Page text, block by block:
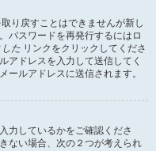
り戻すことはできませんが新し
パスワードを再発行するにはロ
た リンクをクリックしてくださ
アドレスを入力して送信してく
ールアドレスに送信されます。
力しているかをご確認くださ
ない場合、次の２つが考えられ